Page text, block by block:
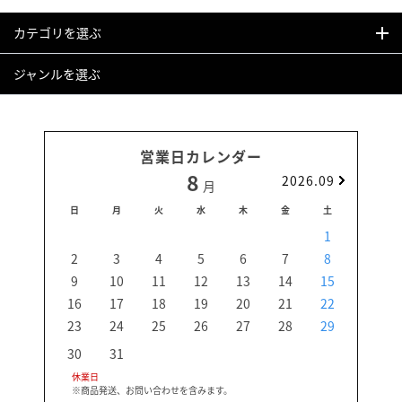
カテゴリを選ぶ
ジャンルを選ぶ
営業日カレンダー
8 月 2026.09
日 月 火 水 木 金 土
1
2
3 4 5 6 7
8
9
10 11 12 13 14
15
16
17 18 19 20 21
22
23
24 25 26 27 28
29
30
31
休業日
※商品発送、お問い合わせを含みます。